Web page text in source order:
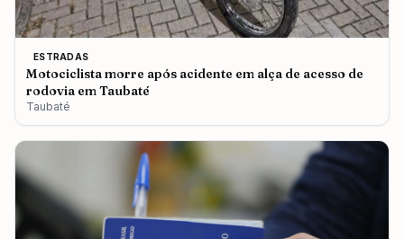
ESTRADAS
Motociclista morre após acidente em alça de acesso de
rodovia em Taubaté
Taubaté